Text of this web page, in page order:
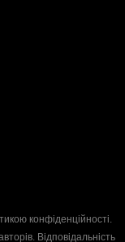
конфіденційності.
Відповідальність